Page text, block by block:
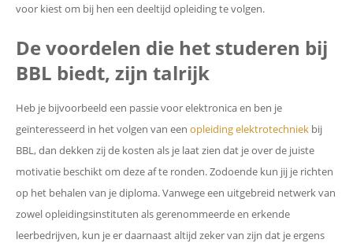
voor kiest om bij hen een deeltijd opleiding te volgen.
De voordelen die het studeren bij
BBL biedt, zijn talrijk
Heb je bijvoorbeeld een passie voor elektronica en ben je
geïnteresseerd in het volgen van een opleiding elektrotechniek bij
BBL, dan dekken zij de kosten als je laat zien dat je over de juiste
motivatie beschikt om deze af te ronden. Zodoende kun jij je richten
op het behalen van je diploma. Vanwege een uitgebreid netwerk van
zowel opleidingsinstituten als gerenommeerde en erkende
leerbedrijven, kun je er daarnaast altijd zeker van zijn dat je ergens